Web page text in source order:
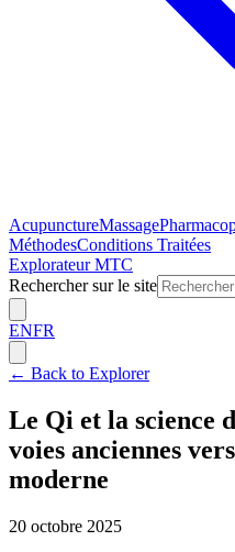
AcupunctureMassage
MéthodesConditions Traitées
Explorateur MTC
Rechercher sur le site
ENFR
← Back to Explorer
Le Qi et la science
voies anciennes
moderne
20 octobre 2025